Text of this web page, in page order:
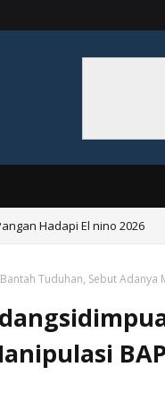
nino Berdampak Pada
Tuduhan, Sebut Adanya